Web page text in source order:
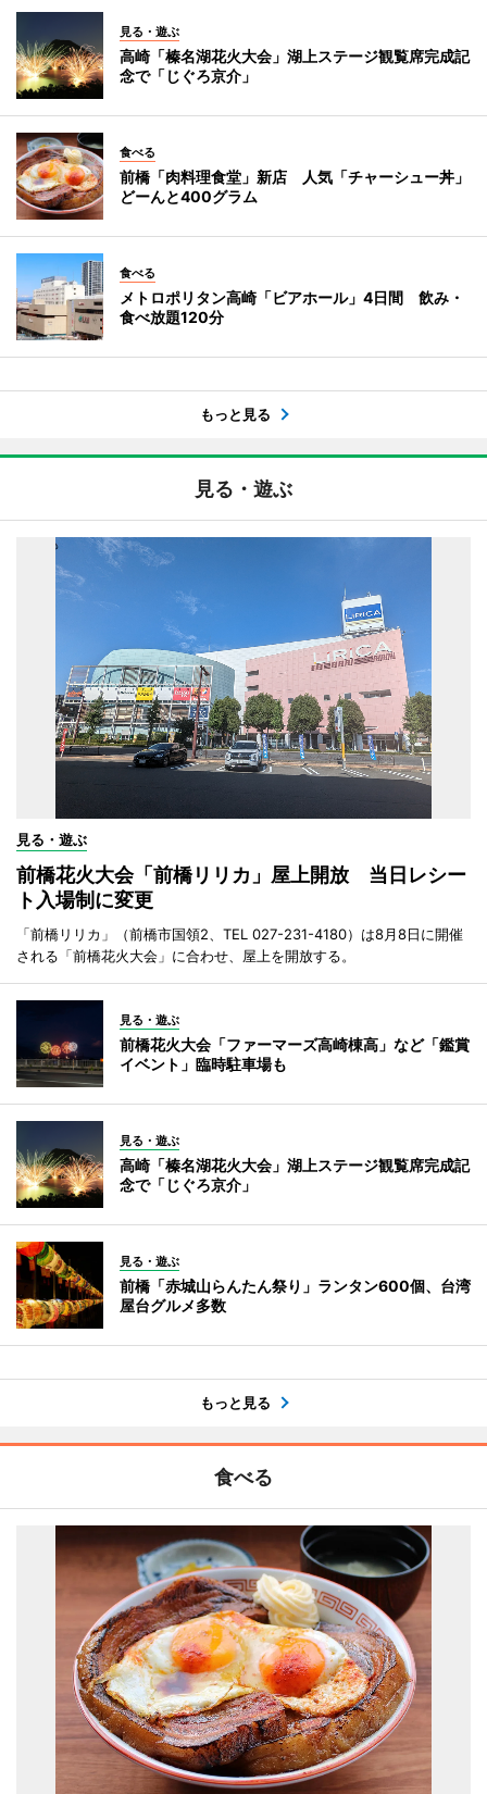
見る・遊ぶ
高崎「榛名湖花火大会」湖上ステージ観覧席完成記
念で「じぐろ京介」
食べる
前橋「肉料理食堂」新店 人気「チャーシュー丼」
どーんと400グラム
食べる
メトロポリタン高崎「ビアホール」4日間 飲み・
食べ放題120分
もっと見る
見る・遊ぶ
見る・遊ぶ
前橋花火大会「前橋リリカ」屋上開放 当日レシー
ト入場制に変更
「前橋リリカ」（前橋市国領2、TEL 027-231-4180）は8月8日に開催
される「前橋花火大会」に合わせ、屋上を開放する。
見る・遊ぶ
前橋花火大会「ファーマーズ高崎棟高」など「鑑賞
イベント」臨時駐車場も
見る・遊ぶ
高崎「榛名湖花火大会」湖上ステージ観覧席完成記
念で「じぐろ京介」
見る・遊ぶ
前橋「赤城山らんたん祭り」ランタン600個、台湾
屋台グルメ多数
もっと見る
食べる